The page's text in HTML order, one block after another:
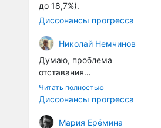
до 18,7%).
Диссонансы прогресса
Николай Немчинов
Думаю, проблема
отставания
технологичности
оборудования в
окажется связана с
Читать полностью
Диссонансы прогресса
Мария Ерёмина